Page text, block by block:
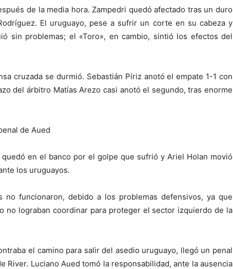
de la media hora. Zampedri quedó afectado tras un duro
El uruguayo, pese a sufrir un corte en su cabeza y
sin problemas; el «Toro», en cambio, sintió los efectos del
cruzada se durmió. Sebastián Píriz anotó el empate 1-1 con
del árbitro Matías Arezo casi anotó el segundo, tras enorme
de Aued
en el banco por el golpe que sufrió y Ariel Holan movió
los uruguayos.
no funcionaron, debido a los problemas defensivos, ya que
no lograban coordinar para proteger el sector izquierdo de la
el camino para salir del asedio uruguayo, llegó un penal
River. Luciano Aued tomó la responsabilidad, ante la ausencia